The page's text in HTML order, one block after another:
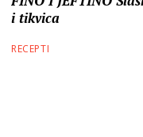
i tikvica
RECEPTI